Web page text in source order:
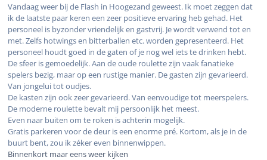
Vandaag weer bij de Flash in Hoogezand geweest. Ik moet zeggen dat
ik de laatste paar keren een zeer positieve ervaring heb gehad. Het
personeel is byzonder vriendelijk en gastvrij. Je wordt verwend tot en
met. Zelfs hotwings en bitterballen etc. worden gepresenteerd. Het
personeel houdt goed in de gaten of je nog wel iets te drinken hebt.
De sfeer is gemoedelijk. Aan de oude roulette zijn vaak fanatieke
spelers bezig, maar op een rustige manier. De gasten zijn gevarieerd.
Van jongelui tot oudjes.
De kasten zijn ook zeer gevarieerd. Van eenvoudige tot meerspelers.
De moderne roulette bevalt mij persoonlijk het meest.
Even naar buiten om te roken is achterin mogelijk.
Gratis parkeren voor de deur is een enorme pré. Kortom, als je in de
buurt bent, zou ik zéker even binnenwippen.
Binnenkort maar eens weer kijken